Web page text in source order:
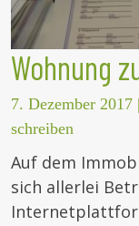
Wohnung
7. Dezember 2017 |
schreiben
Auf dem
sich allerlei